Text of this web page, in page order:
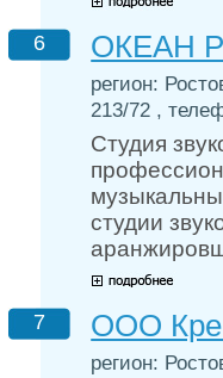
6 ОКЕАН
регион:
213/72 ,
Студия
студии
7 ООО
регион: